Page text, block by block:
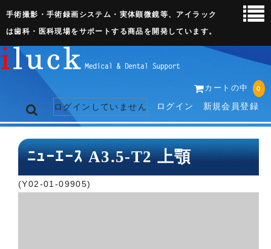
手術撮影・手術録画システム・実体顕微鏡等、アイラック
は歯科・医科現場をサポートする商品を開発しています。
カートの中 0
ログインしていません ログイン 新規会員登録
トップページ
ﾆｭｰｴｰｽ A3.5-T2 上顎
(Y02-01-09905)